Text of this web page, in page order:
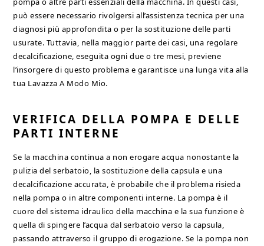
può essere necessario rivolgersi all’assistenza tecnica per una
diagnosi più approfondita o per la sostituzione delle parti
usurate. Tuttavia, nella maggior parte dei casi, una regolare
decalcificazione, eseguita ogni due o tre mesi, previene
l’insorgere di questo problema e garantisce una lunga vita alla
tua Lavazza A Modo Mio.
VERIFICA DELLA POMPA E DELLE
PARTI INTERNE
Se la macchina continua a non erogare acqua nonostante la
pulizia del serbatoio, la sostituzione della capsula e una
decalcificazione accurata, è probabile che il problema risieda
nella pompa o in altre componenti interne. La pompa è il
cuore del sistema idraulico della macchina e la sua funzione è
quella di spingere l’acqua dal serbatoio verso la capsula,
passando attraverso il gruppo di erogazione. Se la pompa non